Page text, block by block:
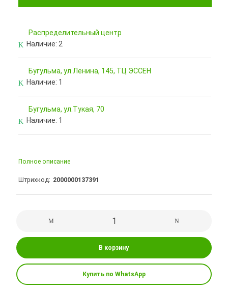
Pаспределительный центр
Наличие: 2
Бугульма, ул.Ленина, 145, ТЦ ЭССЕН
Наличие: 1
Бугульма, ул.Тукая, 70
Наличие: 1
Полное описание
Штрихкод 2000000137391
В корзину
Купить по WhatsApp